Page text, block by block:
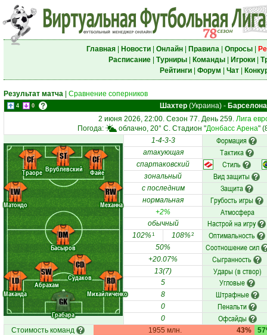
Главная| Новости| Онлайн| Правила| Опросы|
Расписание| Турниры| Команды| Игроки|
Рейтинги| Форум Чат|
Результат матча Сравнение соперников
4 0 Шахтер(Украина)- Барселона
2 июня 2026, 22:00. Сезон 77. День 259. Лига
Погода:
облачно, 20° C. Стадион "Донбасс Арена"
Грабара
Маканда
Абрахам
Судаков
Михайличенко
Матондо
Басыров
Механна
Траоре Врублевский Файе
GK
LD
SW
CD
RD
LW
DM
RW
CF ST CF
1-4-3-3 Формация
атакующая Тактика
спартаковский Стиль
зональный Вид защиты
с последним Защита
нормальная Грубость игры
+2% Атмосфера
обычный Настрой на игру
102%1 108%2 Оптимальность
50% Соотношение сил
+20.07% Сыгранность
13(7) Удары (в створ)
5 Угловые
8 Штрафные
0 Пенальти
0 Офсайды
Стоимость команд 1955 млн. 43%